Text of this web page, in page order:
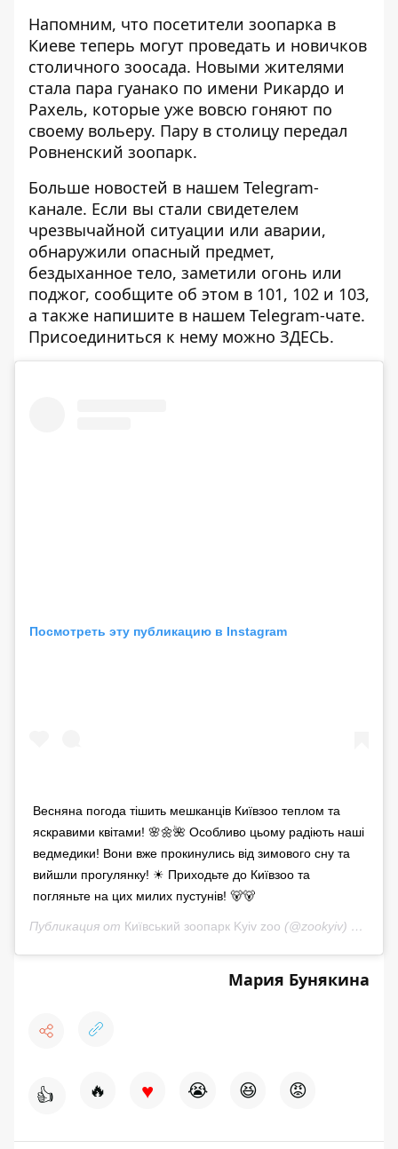
Напомним, что посетители зоопарка в
Киеве теперь могут проведать и новичков
столичного зоосада. Новыми жителями
стала пара гуанако по имени Рикардо и
Рахель, которые уже вовсю гоняют по
своему вольеру. Пару в столицу передал
Ровненский зоопарк.
Больше новостей в нашем Telegram-
канале. Если вы стали свидетелем
чрезвычайной ситуации или аварии,
обнаружили опасный предмет,
бездыханное тело, заметили огонь или
поджог, сообщите об этом в 101, 102 и 103,
а также напишите в нашем Telegram-чате.
Присоединиться к нему можно ЗДЕСЬ.
Посмотреть эту публикацию в Instagram
Весняна погода тішить мешканців Київзоо теплом та
яскравими квітами! 🌸🌼🌺 Особливо цьому радіють наші
ведмедики! Вони вже прокинулись від зимового сну та
вийшли прогулянку! ☀ Приходьте до Київзоо та
погляньте на цих милих пустунів! 🐻🐻
Публикация от Київський зоопарк Kyiv zoo (@zookyiv) 10 Мар
Мария Бунякина
👍 🔥 ♥ 😭 😆 😡